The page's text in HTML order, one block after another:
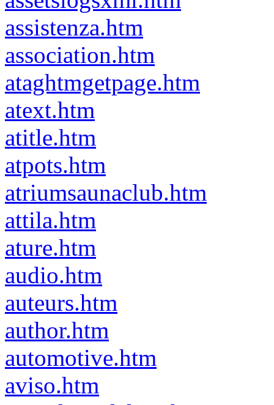
assistenza.htm
association.htm
ataghtmgetpage.htm
atext.htm
atitle.htm
atpots.htm
atriumsaunaclub.htm
attila.htm
ature.htm
audio.htm
auteurs.htm
author.htm
automotive.htm
aviso.htm